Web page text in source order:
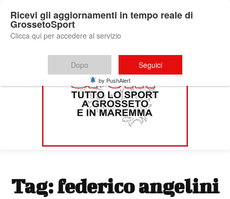
Tag:federico angelini
Ricevi gli aggiornamenti in tempo reale di
GrossetoSport
Clicca qui per accedere al servizio
Dopo Seguici
by PushAlert